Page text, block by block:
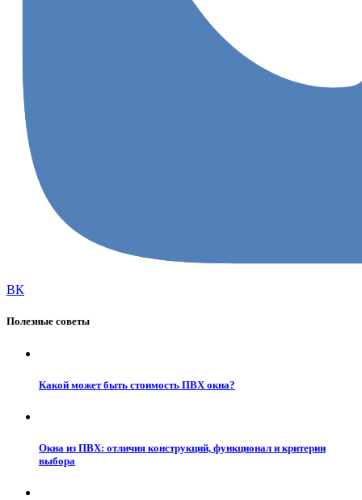
ВК
Полезные советы
Какой может быть стоимость ПВХ окна?
Окна из ПВХ: отличия конструкций, функционал и критерии
выбора